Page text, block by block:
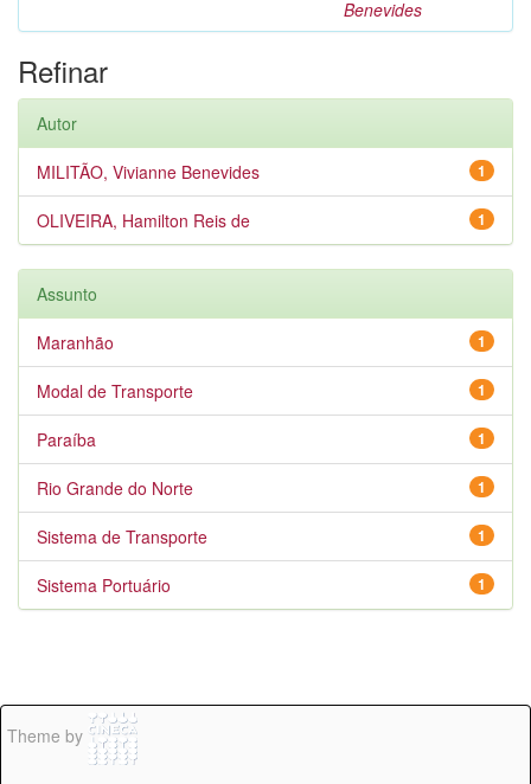
Benevides
Refinar
Autor
1
MILITÃO, Vivianne Benevides
1
OLIVEIRA, Hamilton Reis de
Assunto
1
Maranhão
1
Modal de Transporte
1
Paraíba
1
Rio Grande do Norte
1
Sistema de Transporte
1
Sistema Portuário
Theme by